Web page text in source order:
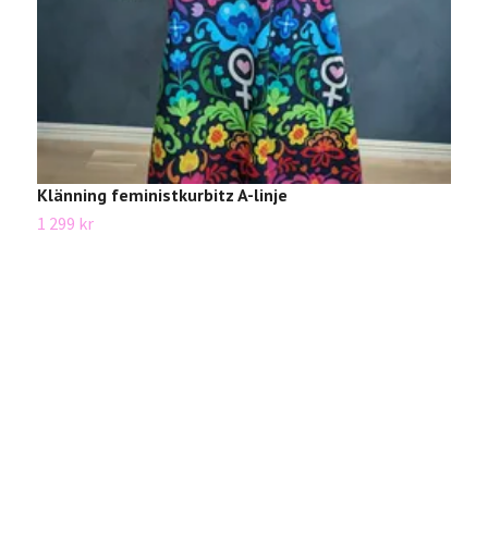
Klänning feministkurbitz A-linje
1 299 kr